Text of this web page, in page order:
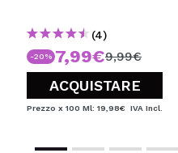
(4)
-20% 7,99€9,99€
ACQUISTARE
Prezzo x 100 Ml: 19,98€ IVA Incl.